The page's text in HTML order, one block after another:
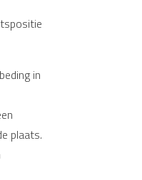
in
plaats.